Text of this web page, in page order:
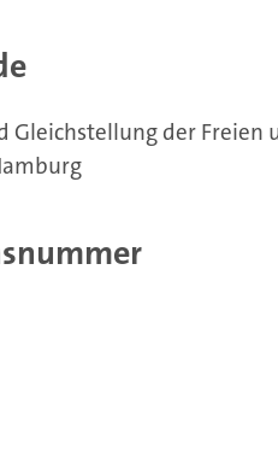
Gleichstellung der Freien